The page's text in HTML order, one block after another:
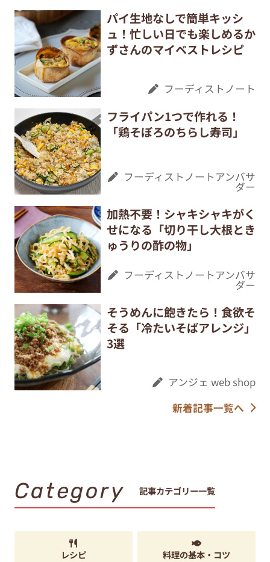
パイ生地なしで簡単キッシ
ュ！忙しい日でも楽しめるか
ずさんのマイベストレシピ
フーディストノート
フライパン1つで作れる！
「鶏そぼろのちらし寿司」
フーディストノートアンバサ
ダー
加熱不要！シャキシャキがく
せになる「切り干し大根とき
ゅうりの酢の物」
フーディストノートアンバサ
ダー
そうめんに飽きたら！食欲そ
そる「冷たいそばアレンジ」
3選
アンジェ web shop
新着記事一覧へ
Category 記事カテゴリー一覧
レシピ 料理の基本・コツ